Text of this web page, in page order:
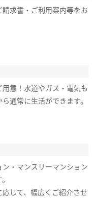
求書・ご利用案内等をお
意！水道やガス・電気も
通常に生活ができます。
・マンスリーマンション
じて、幅広くご紹介させ